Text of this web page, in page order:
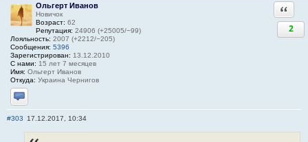
Ольгерт Иванов
Новичок
Возраст: 62
Репутация: 24906 (+25005/−99)
Лояльность: 2007 (+2212/−205)
Сообщения: 5396
Зарегистрирован: 13.12.2010
С нами: 15 лет 7 месяцев
Имя: Ольгерт Иванов
Откуда: Украина Чернигов
Отправить личное сообщение
2
#303 17.12.2017, 10:34